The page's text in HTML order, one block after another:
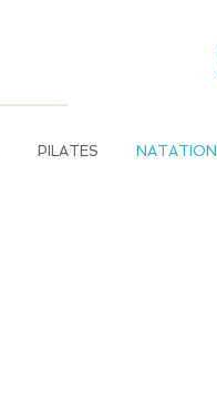
PILATES NATATION